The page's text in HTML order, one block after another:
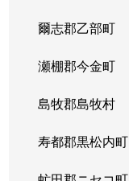
爾志郡乙部町
瀬棚郡今金町
島牧郡島牧村
寿都郡黒松内町